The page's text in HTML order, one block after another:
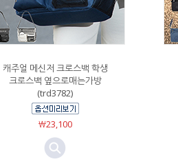
캐주얼 메신저 크로스백 학생
크로스백 옆으로매는가방
(trd3782)
￦23,100